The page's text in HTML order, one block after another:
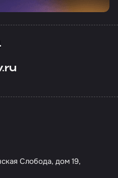
Слобода, дом 19,